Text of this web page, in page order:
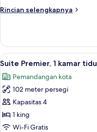
2
Floor)
Rincian selengkapnya
Rincian
Premier
Suite,
1
with
2
Queens
(High
Floor)
Lihat
semua
foto
untuk
Suite
Premier,
1
19
Suite Premier, 1 kamar
Pemandangan kota
102 meter persegi
Kapasitas 4
1 king
Wi-Fi Gratis